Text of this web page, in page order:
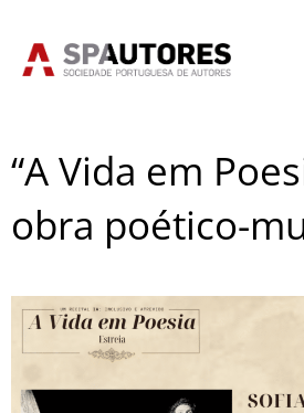
“A Vida em
obra poético-